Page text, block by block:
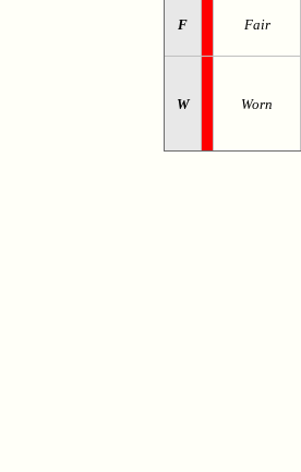
F Fair
W Worn